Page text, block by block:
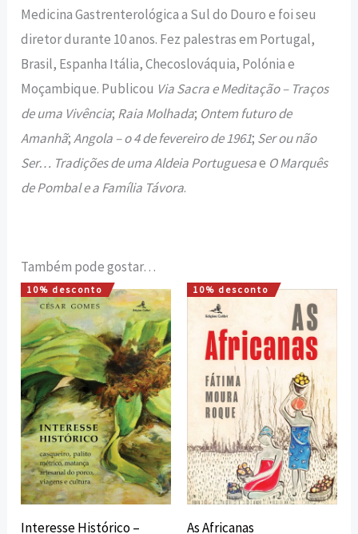
Medicina Gastrenterológica a Sul do Douro e foi seu
diretor durante 10 anos. Fez palestras em Portugal,
Brasil, Espanha Itália, Checoslováquia, Polónia e
Moçambique. Publicou Via Sacra e Meditação – Traços
de uma Vivência; Raia Molhada; Ontem futuro de
Amanhã;Angola – o 4 de fevereiro de 1961; Ser ou não
Ser… Tradições de uma Aldeia Portuguesae O Marquês
de Pombal e a Família Távora.
Também pode gostar…
10% desconto
Interesse Histórico –
O
preço
original
era:
12,00 €.
O
preço
atual
é:
10,80 €.
10% desconto
As Africanas
O
preço
original
era:
12,00 €.
O
é:
10,80 €.